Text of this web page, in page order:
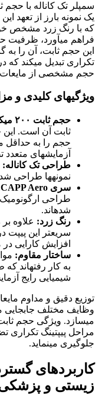
سمپلر تک کاناله با حجم
یک نمونه بارز از تعهد
که با رنگ زرد مشخص
این حجم ثابت، آن را به
تکراری تبدیل میکند که در
حجم مشخصی از مایعات
ویژگیهای کلیدی و
حجم ثابت ۲۰۰ میکرولیتر:
ثابت آن است.
حجم را به حداقل
آزمایشهای متعدد
طراحی تک کاناله:
نمونهها طراحی
سری CAPP Aero:
طراحی
شدهاند.
رنگ زرد: علاوه
سریعتر این پیپت
افزایش کارایی
ساختار مقاوم:
به کار رفتهاند
شیمیایی رایج
توزیع دقیق و مداوم
وظایف مختلف جابجایی
میسازد. ویژگی حجم
مراحل پیپتینگ تکراری
جلوگیری مینماید.
زیستی و